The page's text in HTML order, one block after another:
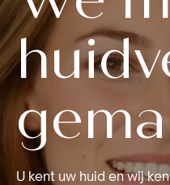
U kent uw huid en wij